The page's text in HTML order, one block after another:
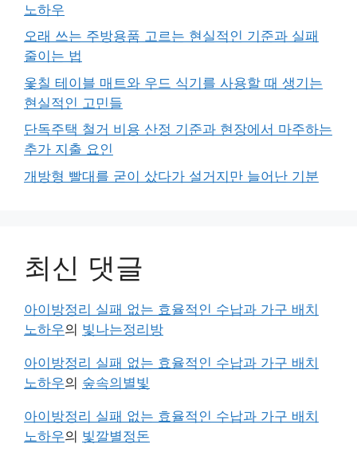
노하우
오래 쓰는 주방용품 고르는 현실적인 기준과 실패
줄이는 법
옻칠 테이블 매트와 우드 식기를 사용할 때 생기는
현실적인 고민들
단독주택 철거 비용 산정 기준과 현장에서 마주하는
추가 지출 요인
개방형 빨대를 굳이 샀다가 설거지만 늘어난 기분
최신 댓글
아이방정리 실패 없는 효율적인 수납과 가구 배치
노하우의 빛나는정리방
아이방정리 실패 없는 효율적인 수납과 가구 배치
노하우의 숲속의별빛
아이방정리 실패 없는 효율적인 수납과 가구 배치
노하우의 빛깔별정돈